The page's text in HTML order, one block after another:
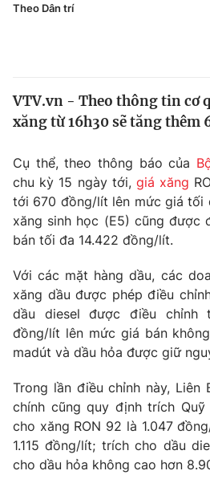
Tin tức
Thế giới đó đây
Câu chuyện quốc tế
Kinh tế
Tài chính
Thị trường
Góc doanh nghiệp
Dữ liệu và đời sống
Truyền hình
Phim VTV
Hậu trường
Khán giả
Giải sao mai
Giải trí
Điện ảnh
Âm nhạc
Sao
Du lịch
Làm đẹp
Chất lượng cuộc sống
Giáo dục
Tuyển sinh
Công nghệ
Y tế
Theo Dân trí
VTV.vn - Theo thông tin cơ
xăng từ 16h30 sẽ tăng thêm
Cụ thể, theo thông báo của
chu kỳ 15 ngày tới, giá xăng
tới 670 đồng/lít lên mức giá tối
xăng sinh học (E5) cũng được
bán tối đa 14.422 đồng/lít.
Với các mặt hàng dầu, các
xăng dầu được phép điều
dầu diesel được điều chỉnh
đồng/lít lên mức giá bán
madút và dầu hỏa được giữ
Trong lần điều chỉnh này, Liên
chính cũng quy định trích
cho xăng RON 92 là 1.047
1.115 đồng/lít; trích cho dầu
cho dầu hỏa không cao hơn